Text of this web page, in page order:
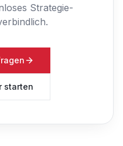
Strategie-
starten